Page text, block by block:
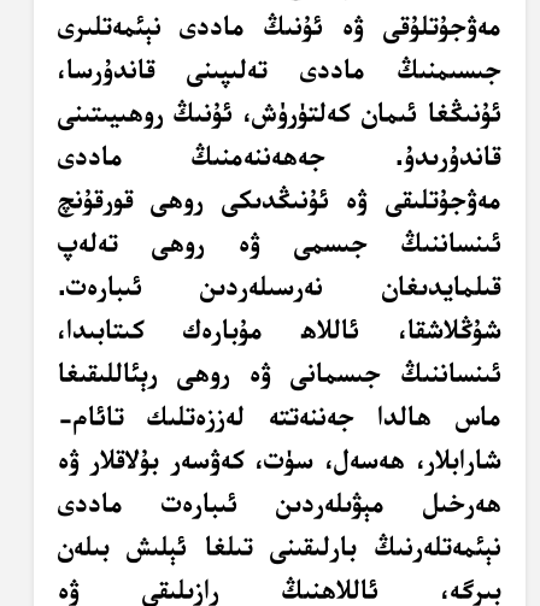
مەۋجۇتلۇقى ۋە ئۇنىڭ ماددى نېئمەتلىرى
جىسىمنىڭ ماددى تەلىپىنى قاندۇرسا،
ئۇنىڭغا ئىمان كەلتۈرۈش، ئۇنىڭ روھىيىتىنى
قاندۇرىدۇ. جەھەننەمنىڭ ماددى
مەۋجۇتلىقى ۋە ئۇنىڭدىكى روھى قورقۇنچ
ئىنساننىڭ جىسمى ۋە روھى تەلەپ
قىلمايدىغان نەرسىلەردىن ئىبارەت.
شۇڭلاشقا، ئاللاھ مۇبارەك كىتابىدا،
ئىنساننىڭ جىسمانى ۋە روھى رېئاللىقىغا
ماس ھالدا جەننەتتە لەززەتلىك تائام-
شارابلار، ھەسەل، سۈت، كەۋسەر بۇلاقلار ۋە
ھەرخىل مېۋىلەردىن ئىبارەت ماددى
نېئمەتلەرنىڭ بارلىقىنى تىلغا ئېلىش بىلەن
بىرگە، ئاللاھنىڭ رازىلىقى ۋە